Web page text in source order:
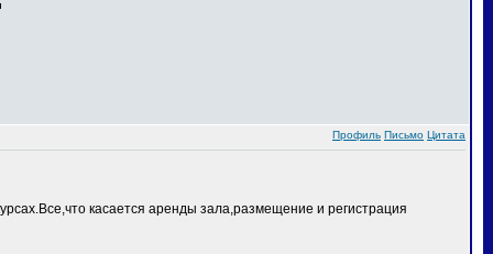
Профиль Письмо Цитата
касается аренды зала,размещение и регистрация